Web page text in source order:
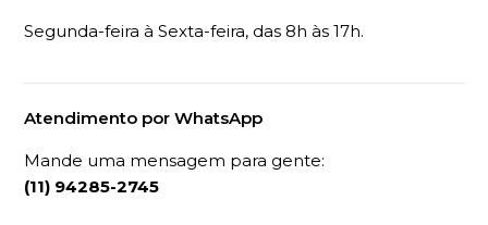
Segunda-feira à Sexta-feira, das 8h às 17h.
Atendimento por WhatsApp
Mande uma mensagem para gente:
(11) 94285-2745